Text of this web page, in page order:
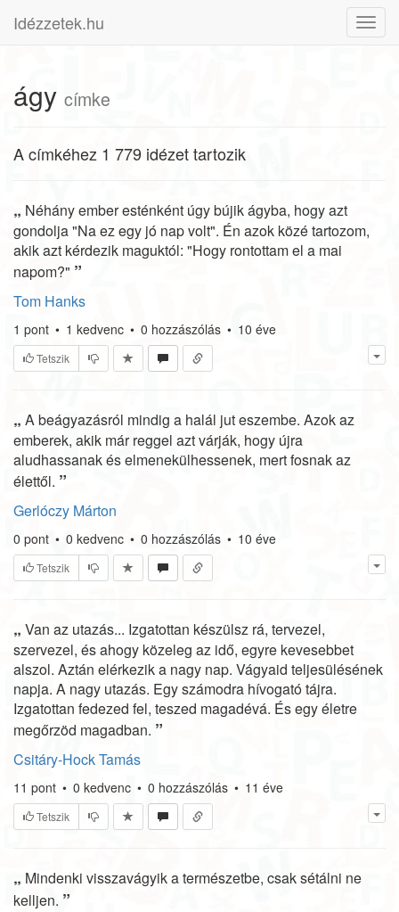
Idézzetek.hu
ágy címke
A címkéhez 1 779 idézet tartozik
„ Néhány ember esténként úgy bújik ágyba, hogy azt
gondolja "Na ez egy jó nap volt". Én azok közé tartozom,
akik azt kérdezik maguktól: "Hogy rontottam el a mai
napom?" ”
Tom Hanks
1 pont • 1 kedvenc • 0 hozzászólás • 10 éve
Tetszik
„ A beágyazásról mindig a halál jut eszembe. Azok az
emberek, akik már reggel azt várják, hogy újra
aludhassanak és elmenekülhessenek, mert fosnak az
élettől. ”
Gerlóczy Márton
0 pont • 0 kedvenc • 0 hozzászólás • 10 éve
Tetszik
„ Van az utazás... Izgatottan készülsz rá, tervezel,
szervezel, és ahogy közeleg az idő, egyre kevesebbet
alszol. Aztán elérkezik a nagy nap. Vágyaid teljesülésének
napja. A nagy utazás. Egy számodra hívogató tájra.
Izgatottan fedezed fel, teszed magadévá. És egy életre
megőrzöd magadban. ”
Csitáry-Hock Tamás
11 pont • 0 kedvenc • 0 hozzászólás • 11 éve
Tetszik
„ Mindenki visszavágyik a természetbe, csak sétálni ne
kelljen. ”